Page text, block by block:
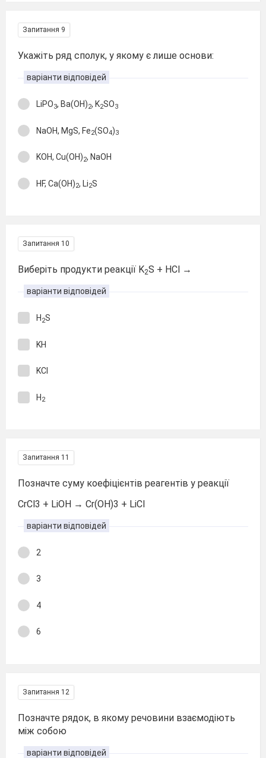
Запитання 9
Укажіть ряд сполук, у якому є лише основи:
варіанти відповідей
LiPO3, Ba(OH)2, K2SO3
NaOH, MgS, Fe2(SO4)3
KOH, Cu(OH)2, NaOH
HF, Ca(OH)2, Li2S
Запитання 10
Виберіть продукти реакції K2S + HCl →
варіанти відповідей
H 2S
KH
KCl
H2
Запитання 11
Позначте суму коефіцієнтів реагентів у реакції
CrCl3 + LiOH → Cr(OH)3 + LiCl
варіанти відповідей
2
3
4
6
Запитання 12
Позначте рядок, в якому речовини взаємодіють
між собою
варіанти відповідей